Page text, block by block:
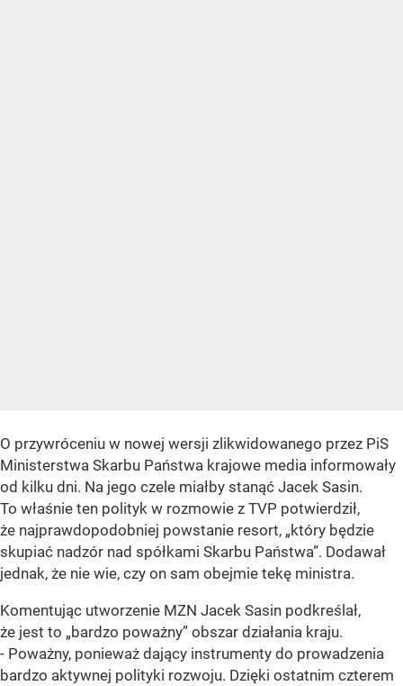
O przywróceniu w nowej wersji zlikwidowanego przez PiS
Ministerstwa Skarbu Państwa krajowe media informowały
od kilku dni. Na jego czele miałby stanąć Jacek Sasin.
To właśnie ten polityk w rozmowie z TVP potwierdził,
że najprawdopodobniej powstanie resort, „który będzie
skupiać nadzór nad spółkami Skarbu Państwa”. Dodawał
jednak, że nie wie, czy on sam obejmie tekę ministra.
Komentując utworzenie MZN Jacek Sasin podkreślał,
że jest to „bardzo poważny” obszar działania kraju.
- Poważny, ponieważ dający instrumenty do prowadzenia
bardzo aktywnej polityki rozwoju. Dzięki ostatnim czterem